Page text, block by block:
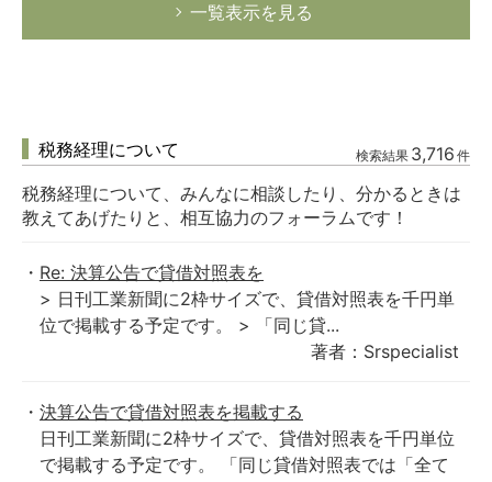
一覧表示を見る
税務経理について 検索結果 3,716 件
税務経理について、みんなに相談したり、分かるときは
教えてあげたりと、相互協力のフォーラムです！
Re: 決算公告で貸借対照表を
> 日刊工業新聞に2枠サイズで、貸借対照表を千円単
位で掲載する予定です。 > 「同じ貸...
著者：Srspecialist
決算公告で貸借対照表を掲載する
日刊工業新聞に2枠サイズで、貸借対照表を千円単位
で掲載する予定です。 「同じ貸借対照表では「全て